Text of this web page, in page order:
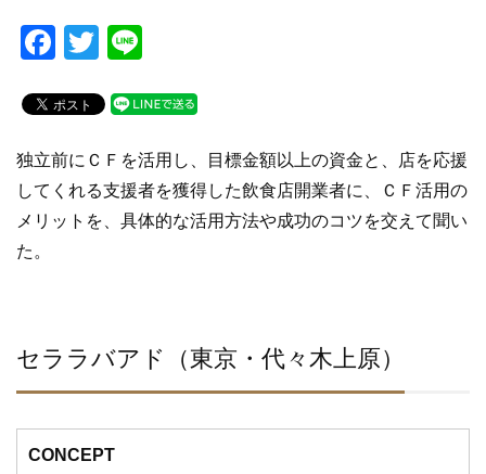
F
c
e
b
o
T
tt
er
e
独立前にＣＦを活用し、目標金額以上の資金と、店を応援
してくれる支援者を獲得した飲食店開業者に、ＣＦ活用の
メリットを、具体的な活用方法や成功のコツを交えて聞い
た。
セララバアド（東京・代々木上原）
CONCEPT